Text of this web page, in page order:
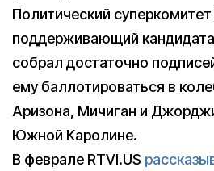
Политический суперкомитет
поддерживающий
собрал достаточно
ему баллотироваться в
Аризона, Мичиган и
Южной Каролине.
В феврале RTVI.US